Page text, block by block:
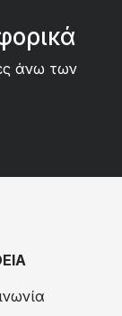
άνω των